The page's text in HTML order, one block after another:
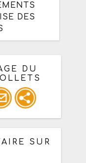
DES
DU
pour
social
SUR